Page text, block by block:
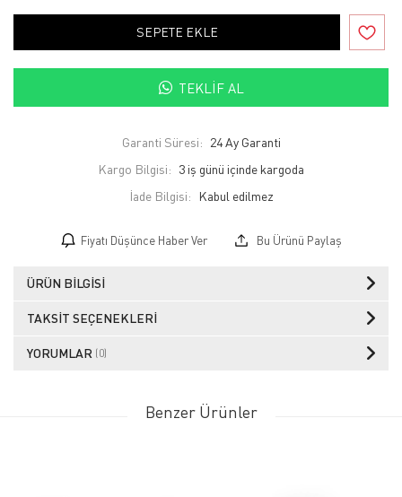
SEPETE EKLE
TEKLIF AL
Garanti Süresi: 24 Ay Garanti
Kargo Bilgisi: 3 iş günü içinde kargoda
İade Bilgisi:
Fiyatı Düşünce Haber Ver Bu Ürünü Paylaş
ÜRÜN BILGISI
TAKSIT SEÇENEKLERI
YORUMLAR (0)
Benzer Ürünler